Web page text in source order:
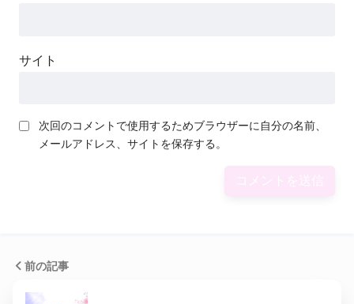
サイト
次回のコメントで使用するためブラウザーに自分の名前、
メールアドレス、サイトを保存する。
前の記事